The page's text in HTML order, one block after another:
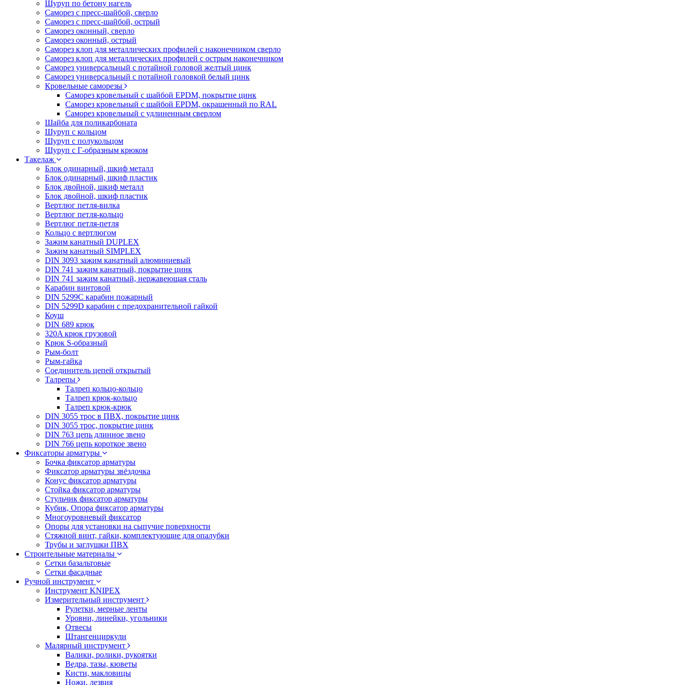
Шуруп по бетону нагель
Саморез с пресс-шайбой, сверло
Саморез с пресс-шайбой, острый
Саморез оконный, сверло
Саморез оконный, острый
Саморез клоп для металлических профилей с наконечником сверло
Саморез клоп для металлических профилей с острым наконечником
Саморез универсальный с потайной головой желтый цинк
Саморез универсальный с потайной головкой белый цинк
Кровельные саморезы
Саморез кровельный с шайбой EPDM, покрытие цинк
Саморез кровельный с шайбой EPDM, окрашенный по RAL
Саморез кровельный с удлиненным сверлом
Шайба для поликарбоната
Шуруп с кольцом
Шуруп с полукольцом
Шуруп с Г-образным крюком
Такелаж
Блок одинарный, шкиф металл
Блок одинарный, шкиф пластик
Блок двойной, шкиф металл
Блок двойной, шкиф пластик
Вертлюг петля-вилка
Вертлюг петля-кольцо
Вертлюг петля-петля
Кольцо с вертлюгом
Зажим канатный DUPLEX
Зажим канатный SIMPLEX
DIN 3093 зажим канатный алюминиевый
DIN 741 зажим канатный, покрытие цинк
DIN 741 зажим канатный, нержавеющая сталь
Карабин винтовой
DIN 5299C карабин пожарный
DIN 5299D карабин с предохранительной гайкой
Коуш
DIN 689 крюк
320A крюк грузовой
Крюк S-образный
Рым-болт
Рым-гайка
Соединитель цепей открытый
Талрепы
Талреп кольцо-кольцо
Талреп крюк-кольцо
Талреп крюк-крюк
DIN 3055 трос в ПВХ, покрытие цинк
DIN 3055 трос, покрытие цинк
DIN 763 цепь длинное звено
DIN 766 цепь короткое звено
Фиксаторы арматуры
Бочка фиксатор арматуры
Фиксатор арматуры звёздочка
Конус фиксатор арматуры
Стойка фиксатор арматуры
Стульчик фиксатор арматуры
Кубик, Опора фиксатор арматуры
Многоуровневый фиксатор
Опоры для установки на сыпучие поверхности
Стяжной винт, гайки, комплектующие для опалубки
Трубы и заглушки ПВХ
Строительные материалы
Сетки базальтовые
Сетки фасадные
Ручной инструмент
Инструмент KNIPEX
Измерительный инструмент
Рулетки, мерные ленты
Уровни, линейки, угольники
Отвесы
Штангенциркули
Малярный инструмент
Валики, ролики, рукоятки
Ведра, тазы, кюветы
Кисти, макловицы
Ножи, лезвия